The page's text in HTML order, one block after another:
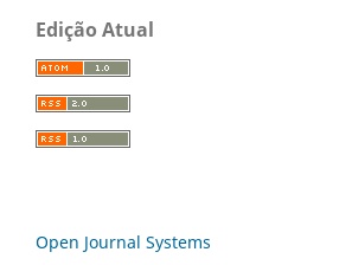
Edição Atual
Open Journal Systems